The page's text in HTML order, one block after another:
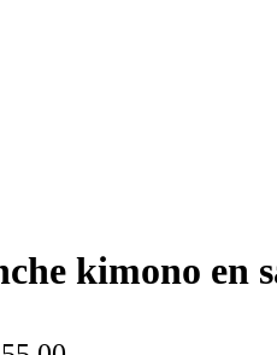
kimono en